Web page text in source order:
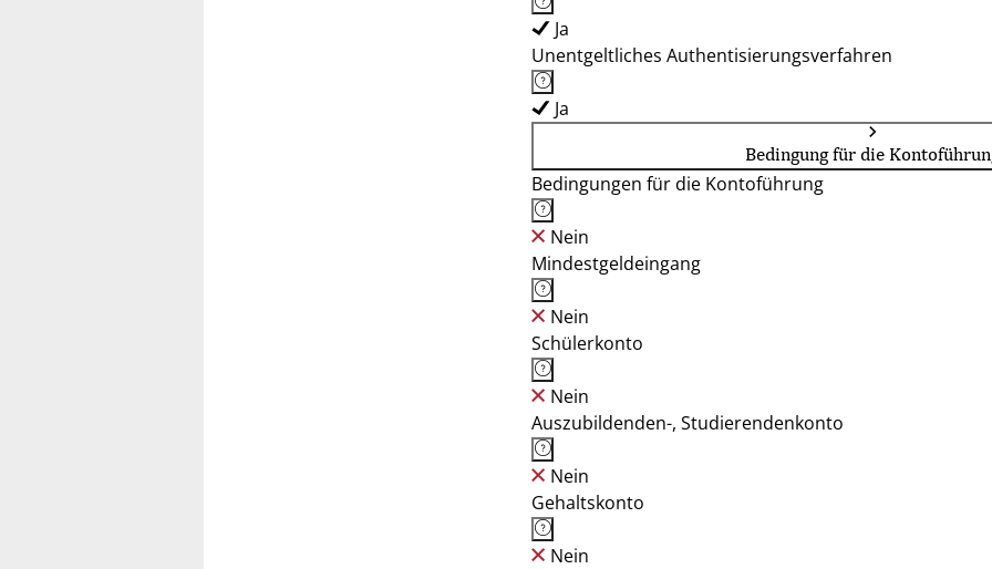
Ja
Unentgeltliches Authentisierungsverfahren
Ja
Bedingung für die
Bedingungen für die Kontoführung
Nein
Mindestgeldeingang
Nein
Schülerkonto
Nein
Auszubildenden-, Studierendenkonto
Nein
Gehaltskonto
Nein